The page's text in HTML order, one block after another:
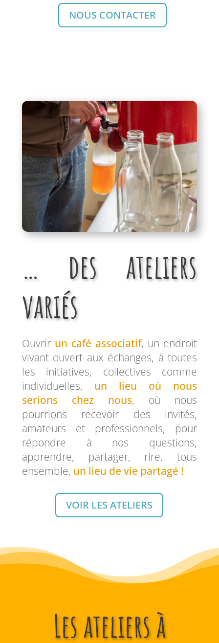
NOUS CONTACTER
… des ateliers
variés
Ouvrir un café associatif, un endroit
vivant ouvert aux échanges, à toutes
les initiatives, collectives comme
individuelles, un lieu où nous
serions chez nous, où nous
pourrions recevoir des invités,
amateurs et professionnels, pour
répondre à nos questions,
apprendre, partager, rire, tous
ensemble, un lieu de vie partagé !
VOIR LES ATELIERS
Les ateliers à